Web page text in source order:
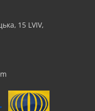
15 LVIV,